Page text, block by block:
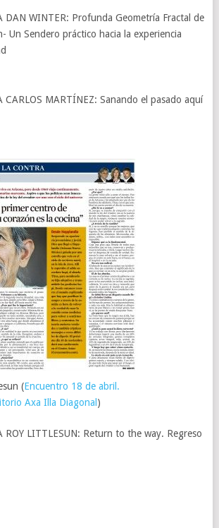
DAN WINTER: Profunda Geometría Fractal de
Un Sendero práctico hacia la experiencia
CARLOS MARTÍNEZ: Sanando el pasado aquí
(Encuentro 18 de abril.
Axa Illa Diagonal )
ROY LITTLESUN: Return to the way. Regreso